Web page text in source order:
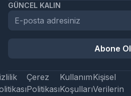
GÜNCEL KALIN
Abone Ol
Çerez
Politikası
Kullanım
Koşulları
Kişisel
Verilerin